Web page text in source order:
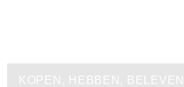
KOPEN, HEBBEN,